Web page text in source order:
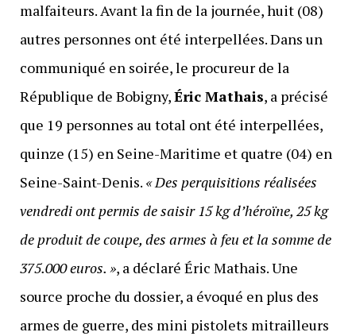
malfaiteurs. Avant la fin de la journée, huit (08)
autres personnes ont été interpellées. Dans un
communiqué en soirée, le procureur de la
République de Bobigny,Éric Mathais, a précisé
que 19 personnes au total ont été interpellées,
quinze (15) en Seine-Maritime et quatre (04) en
Seine-Saint-Denis. « Des perquisitions réalisées
vendredi ont permis de saisir 15 kg d’héroïne, 25 kg
de produit de coupe, des armes à feu et la somme de
375.000 euros. », a déclaré Éric Mathais. Une
source proche du dossier, a évoqué en plus des
armes de guerre, des mini pistolets mitrailleurs